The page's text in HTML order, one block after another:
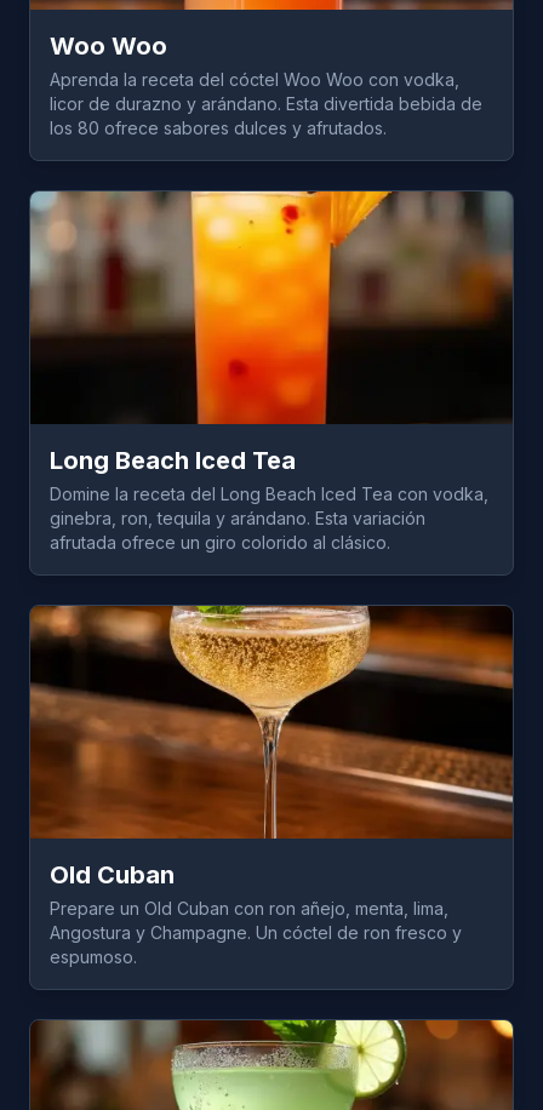
Woo Woo
Aprenda la receta del cóctel Woo Woo con vodka,
licor de durazno y arándano. Esta divertida bebida de
los 80 ofrece sabores dulces y afrutados.
Long Beach Iced Tea
Domine la receta del Long Beach Iced Tea con vodka,
ginebra, ron, tequila y arándano. Esta variación
afrutada ofrece un giro colorido al clásico.
Old Cuban
Prepare un Old Cuban con ron añejo, menta, lima,
Angostura y Champagne. Un cóctel de ron fresco y
espumoso.